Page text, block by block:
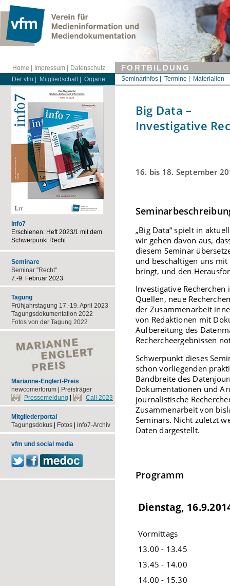
Home | Impressum |
Datenschutz
Der vfm |
Mitgliedschaft | Organe
FORTBILDUNG
Seminarinfos | Termine | Materialien
info7
Erschienen: Heft 2023/1 mit dem
Schwerpunkt Recht
Seminare
Seminar "Recht"
7.-9. Februar 2023
Tagung
Frühjahrstagung 17.-19. April 2023
Tagungsdokumentation 2022
Fotos von der Tagung 2022
Marianne-Englert-Preis
newcomerforum
Preisträger
Pressemeldung
Call 2023
Mitgliederportal
Tagungsdokus
Fotos info7-Archiv
vfm und social media
Big Data –
Investigative
16. bis 18. September
„Big Data“ spielt in
wir gehen davon aus,
diesem Seminar
und beschäftigen uns
bringt, und den
Investigative
Quellen, neue
der Zusammenarbeit
von Redaktionen mit
Aufbereitung des
Rechercheergebnissen
Schwerpunkt dieses
schon vorliegenden
Bandbreite des
Dokumentationen und
journalistische
Zusammenarbeit von
Seminars. Nicht zuletzt
Daten dargestellt.
Programm
Dienstag,
Vormittags
13.00 - 13.45
13.45 - 14.00
14.00 - 15.30